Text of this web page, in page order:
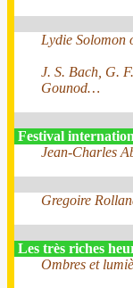
Lydie Solomon
J. S. Bach, G.
Gounod…
Festival
Jean-Charles
Gregoire
Les très riches
Ombres et